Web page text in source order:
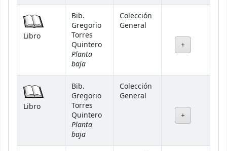
Libro
Bib.
Gregorio
Torres
Quintero
Planta
baja
Colección
General
Libro
Bib.
Gregorio
Torres
Quintero
Planta
baja
Colección
General